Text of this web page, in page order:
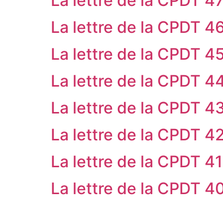
La lettre de la CPDT
La lettre de la CPDT
La lettre de la CPDT
La lettre de la CPDT
La lettre de la CPDT
La lettre de la CPDT 41
La lettre de la CPDT